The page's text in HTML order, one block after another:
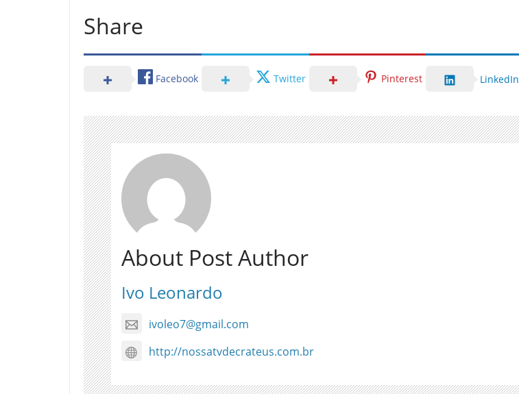
Share
Facebook Twitter Pinterest LinkedIn
About Post Author
Ivo Leonardo
ivoleo7@gmail.com
http://nossatvdecrateus.com.br